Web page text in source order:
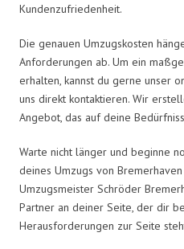
Kundenzufriedenheit.
Die genauen Umzugskosten
Anforderungen ab. Um ein
erhalten, kannst du gerne unser
uns direkt kontaktieren. Wir
Angebot, das auf deine
Warte nicht länger und beginne
deines Umzugs von
Umzugsmeister Schröder
Partner an deiner Seite, der dir
Herausforderungen zur Seite